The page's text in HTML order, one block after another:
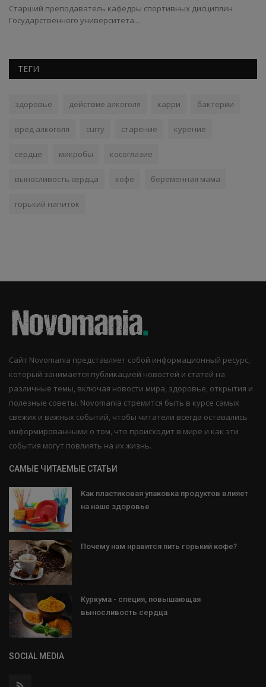
Старший преподаватель кафедры спортивных дисциплин
Государственного университета...
ТЕГИ
здоровье действие алкоголя карри бактерии
вред алкоголя curry старение курение
сердце микробы косоглазие
выносливость сердца кофе беременная мама
горький напиток
Сайт Novomania представляет собой информационный ресурс,
который занимается публикацией новостей и статей на
различные темы, включая новости мира, здоровье, открытия и
полезные советы. Novomania стремится быть в курсе самых
свежих и важных событий, чтобы читатели всегда оставались
информированными о том, что происходит в мире и как эти
события могут повлиять на их жизнь.
САМЫЕ ЧИТАЕМЫЕ СТАТЬИ
Как пластиковая упаковка продуктов влияет
на наше здоровье
Почему нам нравится пить горький кофе?
Куркума - специя, повышающая
выносливость сердца
SOCIAL MEDIA